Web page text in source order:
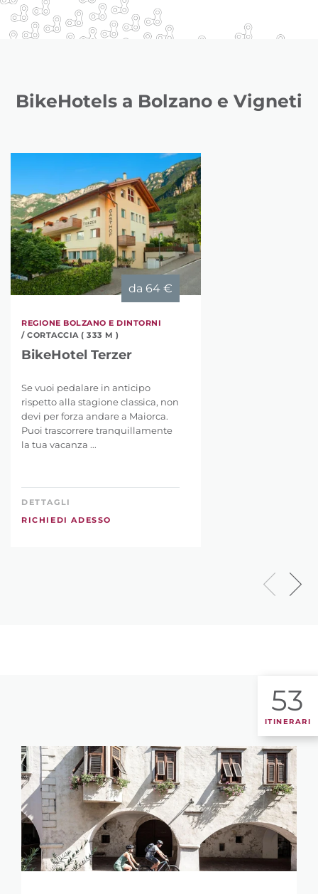
BikeHotels a Bolzano e Vigneti
da 64 €
REGIONE BOLZANO E DINTORNI
/ CORTACCIA ( 333 M )
BikeHotel Terzer
Se vuoi pedalare in anticipo
rispetto alla stagione classica, non
devi per forza andare a Maiorca.
Puoi trascorrere tranquillamente
la tua vacanza ...
DETTAGLI
RICHIEDI ADESSO
53
ITINERARI